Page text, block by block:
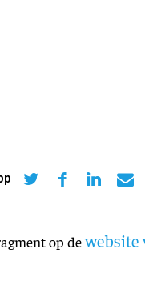
op dewebsite